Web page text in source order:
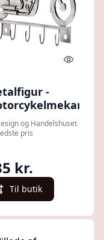
Quick
-
og Handelshuset
pris
kr.
Til butik